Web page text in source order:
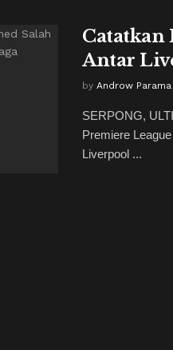
Catatkan
Antar
by Androw Parama
SERPONG,
Premiere
Liverpool ...